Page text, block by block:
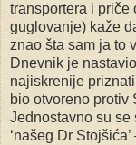
transportera i priče
guglovanje) kaže
znao šta sam ja to
Dnevnik je
najiskrenije
bio otvoreno protiv
Jednostavno su
‘našeg Dr